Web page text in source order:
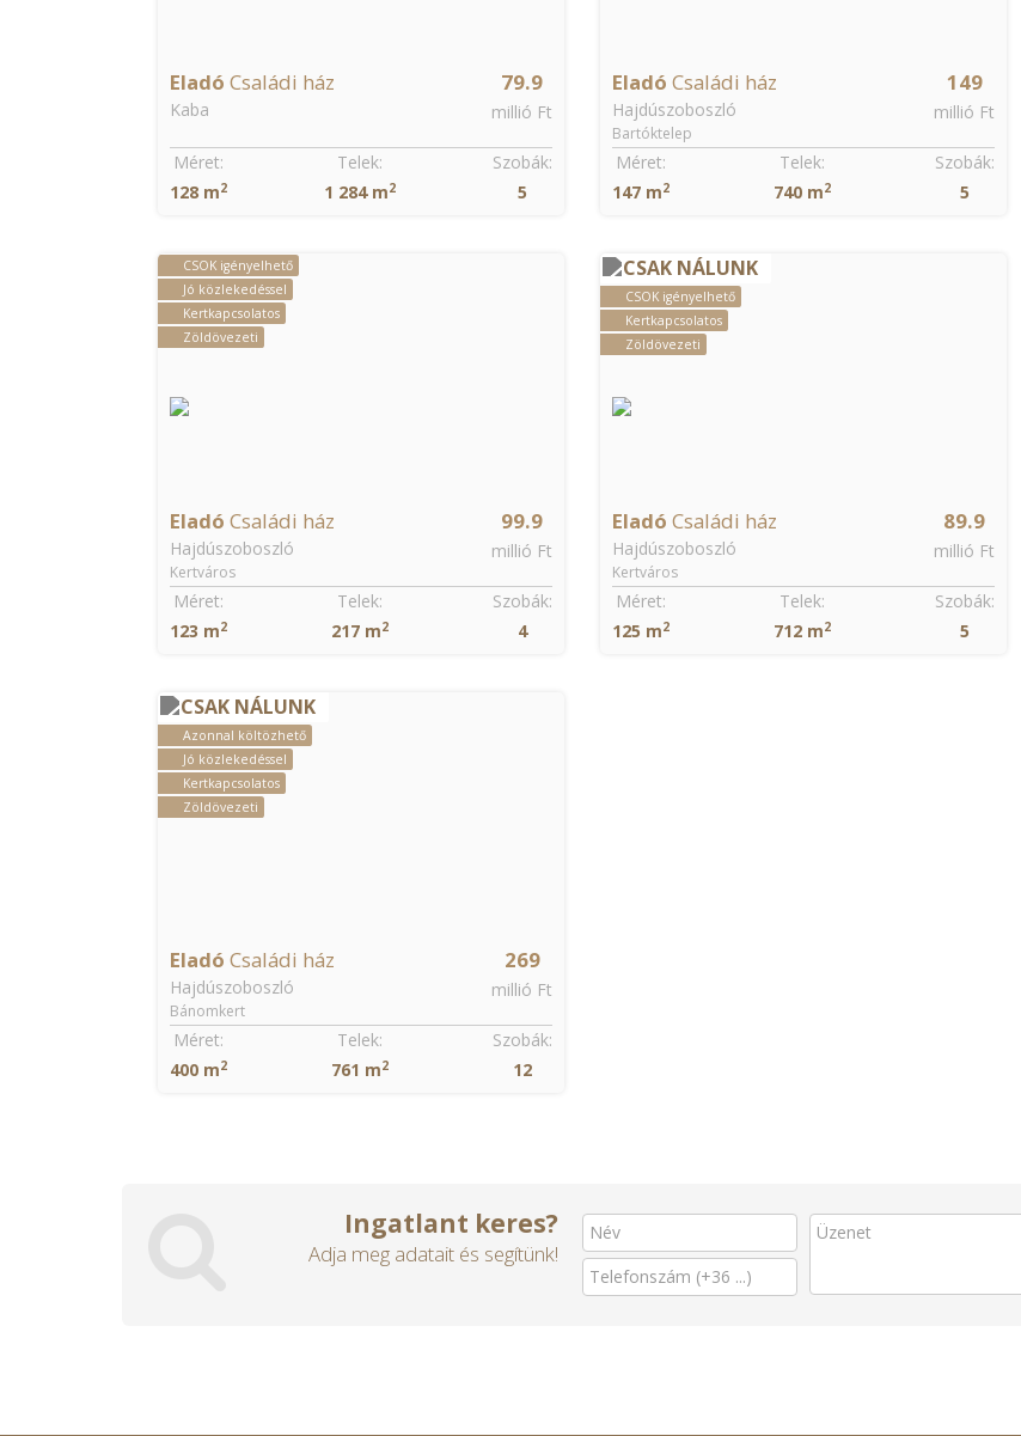
79.9
millió Ft
Eladó Családi ház
Kaba
Szobák:
5
Méret:
128 m2
Telek:
1 284 m2
149
millió Ft
Eladó Családi ház
Hajdúszoboszló
Bartóktelep
Szobák:
5
Méret:
147 m2
Telek:
740 m2
CSOK igényelhető
Jó közlekedéssel
Kertkapcsolatos
Zöldövezeti
99.9
millió Ft
Eladó Családi ház
Hajdúszoboszló
Kertváros
Szobák:
4
Méret:
123 m2
Telek:
217 m2
CSAK NÁLUNK
CSOK igényelhető
Kertkapcsolatos
Zöldövezeti
89.9
millió Ft
Eladó Családi ház
Hajdúszoboszló
Kertváros
Szobák:
5
Méret:
125 m2
Telek:
712 m2
CSAK NÁLUNK
Azonnal költözhető
Jó közlekedéssel
Kertkapcsolatos
Zöldövezeti
269
millió Ft
Eladó Családi ház
Hajdúszoboszló
Bánomkert
Szobák:
12
Méret:
400 m2
Telek:
761 m2
Ingatlant keres?
Adja meg adatait és segítünk!